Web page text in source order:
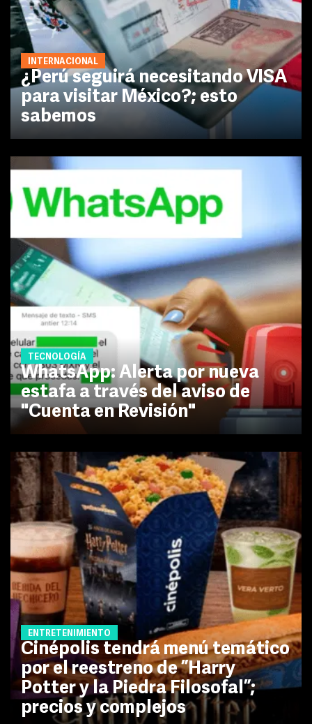
INTERNACIONAL
¿Perú seguirá necesitando VISA
para visitar México?; esto
sabemos
TECNOLOGÍA
WhatsApp: Alerta por nueva
estafa a través del aviso de
"Cuenta en Revisión"
ENTRETENIMIENTO
Cinépolis tendrá menú temático
por el reestreno de ”Harry
Potter y la Piedra Filosofal”;
precios y complejos